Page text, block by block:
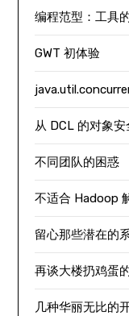
编程范型：工具
GWT 初体验
从 DCL 的对象
不同团队的困惑
不适合 Hadoop
留心那些潜在的
再谈大楼扔鸡蛋
几种华丽无比的